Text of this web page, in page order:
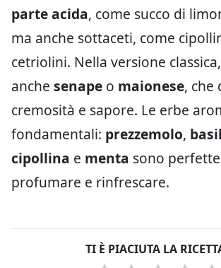
parte acida, come succo di
ma anche sottaceti, come
cetriolini. Nella versione
anche senape o maionese, che
cremosità e sapore. Le erbe
fondamentali: prezzemolo,
cipollina e menta sono
profumare e rinfrescare.
TI È PIACIUTA LA